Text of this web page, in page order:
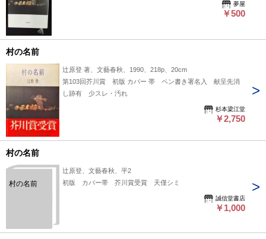
夢屋
￥500
村の名前
辻原登 著、文藝春秋、1990、218p、20cm
第103回芥川賞 初版 カバー 帯 ペン書き署名入 献呈先消
し跡有 少スレ・汚れ
杉本梁江堂
￥2,750
村の名前
村の名前
辻原登、文藝春秋、平2
初版 カバー帯 芥川賞受賞 天僅シミ
誠信堂書店
￥1,000